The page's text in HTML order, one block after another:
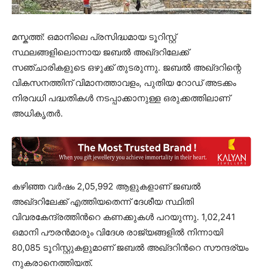
മസ്കത്ത്: ഒമാനിലെ പ്രസിദ്ധമായ ടൂറിസ്റ്റ്
സ്ഥലങ്ങളിലൊന്നായ ജബൽ അഖ്ദറിലേക്ക്
സഞ്ചാരികളുടെ ഒഴുക്ക് തുടരുന്നു. ജബൽ അഖ്ദറിന്റെ
വികസനത്തിന് വിമാനത്താവളം, പുതിയ റോഡ് അടക്കം
നിരവധി പദ്ധതികൾ നടപ്പാക്കാനുള്ള ഒരുക്കത്തിലാണ്
അധികൃതർ.
കഴിഞ്ഞ വർഷം 2,05,992 ആളുകളാണ് ജബൽ
അഖ്ദറിലേക്ക് എത്തിയതെന്ന് ദേശീയ സ്ഥിതി
വിവരകേന്ദ്രത്തിൻറെ കണക്കുകൾ പറയുന്നു. 1,02,241
ഒമാനി പൗരൻമാരും വിദേശ രാജ്യങ്ങളിൽ നിന്നായി
80,085 ടൂറിസ്റ്റുകളുമാണ് ജബൽ അഖ്ദറിൻറെ സൗന്ദര്യം
നുകരാനെത്തിയത്.